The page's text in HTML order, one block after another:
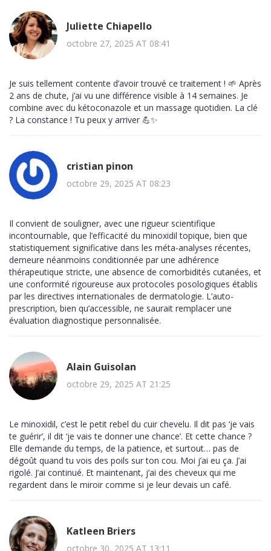
Juliette Chiapello
octobre 27, 2025 AT 08:41
Je suis tellement contente d’avoir trouvé ce traitement ! 🌱 Après
2 ans de chute, j’ai vu une différence visible à 14 semaines. Je
combine avec du kétoconazole et un massage quotidien. La clé
? La constance ! Tu peux y arriver 💪✨
cristian pinon
octobre 29, 2025 AT 08:23
Il convient de souligner, avec une rigueur scientifique
incontournable, que l’efficacité du minoxidil topique, bien que
statistiquement significative dans les méta-analyses récentes,
demeure néanmoins conditionnée par une adhérence
thérapeutique stricte, une absence de comorbidités cutanées, et
une conformité rigoureuse aux protocoles posologiques établis
par les directives internationales de dermatologie. L’auto-
prescription, bien qu’accessible, ne saurait remplacer une
évaluation diagnostique personnalisée.
Alain Guisolan
octobre 29, 2025 AT 21:25
Le minoxidil, c’est le petit rebel du cuir chevelu. Il dit pas ‘je vais
te guérir’, il dit ‘je vais te donner une chance’. Et cette chance ?
Elle demande du temps, de la patience, et surtout… pas de
dégoût quand tu vois des poils sur ton cou. Moi j’ai eu ça. J’ai
rigolé. J’ai continué. Et maintenant, j’ai des cheveux qui me
regardent dans le miroir comme si je leur devais un café.
Katleen Briers
octobre 30, 2025 AT 13:11